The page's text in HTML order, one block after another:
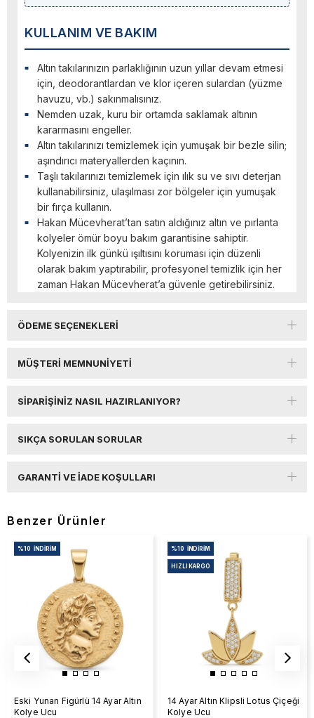
KULLANIM VE BAKIM
Altın takılarınızın parlaklığının uzun yıllar devam etmesi
için, deodorantlardan ve klor içeren sulardan (yüzme
havuzu, vb.) sakınmalısınız.
Nemden uzak, kuru bir ortamda saklamak altının
kararmasını engeller.
Altın takılarınızı temizlemek için yumuşak bir bezle silin;
aşındırıcı materyallerden kaçının.
Taşlı takılarınızı temizlemek için ılık su ve sıvı deterjan
kullanabilirsiniz, ulaşılması zor bölgeler için yumuşak
bir fırça kullanın.
Hakan Mücevherat’tan satın aldığınız altın ve pırlanta
kolyeler ömür boyu bakım garantisine sahiptir.
Kolyenizin ilk günkü ışıltısını koruması için düzenli
olarak bakım yaptırabilir, profesyonel temizlik için her
zaman Hakan Mücevherat’a güvenle getirebilirsiniz.
ÖDEME SEÇENEKLERI
MÜŞTERI MEMNUNIYETI
SIPARIŞINIZ NASIL HAZIRLANIYOR?
SIKÇA SORULAN SORULAR
GARANTI VE İADE KOŞULLARI
Benzer Ürünler
Eski Yunan Figürlü 14 Ayar Altın
Kolye Ucu
%10 İNDIRIM
14 Ayar Altın Klipsli Lotus Çiçeği
Kolye Ucu
%10 İNDIRIM
HIZLI KARGO